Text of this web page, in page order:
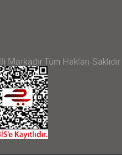
Hakları Saklıdır